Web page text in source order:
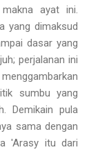
ayat ini.
yang dimaksud
dasar yang
perjalanan ini
sumbu yang
Demikain pula
sama dengan
'Arasy itu dari